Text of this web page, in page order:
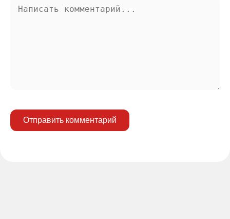
Отправить комментарий